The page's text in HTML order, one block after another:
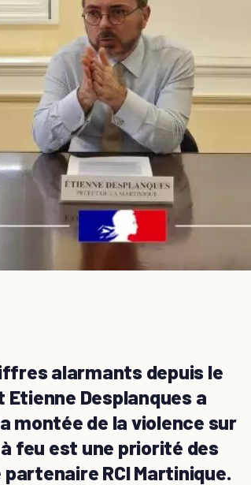
alarmants depuis le
Etienne Desplanques a
montée de la violence sur
feu est une priorité des
RCI Martinique.